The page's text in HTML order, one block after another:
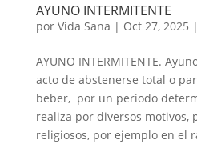
AYUNO INTERMITENTE
por Vida Sana | Oct 27, 2025 |
AYUNO INTERMITENTE.
acto de abstenerse total o
beber, ​ por un periodo
realiza por diversos motivos,
religiosos, por ejemplo en el